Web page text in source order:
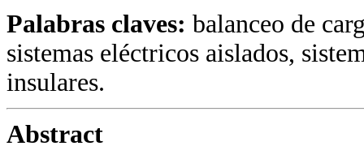
Palabras claves: balanceo de
sistemas eléctricos aislados,
insulares.
Abstract